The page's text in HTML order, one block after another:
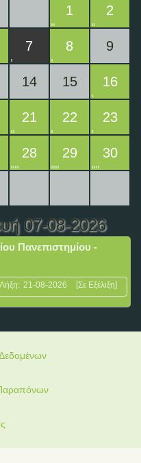
1 2
7 8 9
14 15 16
21 22 23
28 29 30
07-08-2026
Πανεπιστημίου -
Λήξη: 21-08-2026 [Σε Εξέλιξη]